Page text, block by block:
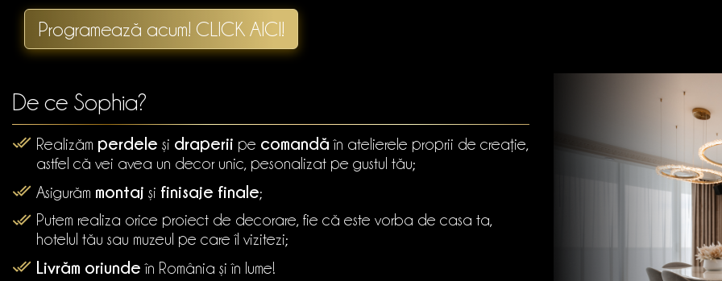
Programează acum! CLICK AICI!
De ce Sophia?
Realizăm perdele și draperii pe comandă în atelierele proprii de creație,
astfel că vei avea un decor unic, pesonalizat pe gustul tău;
Asigurăm montaj și finisaje finale;
Putem realiza orice proiect de decorare, fie că este vorba de casa ta,
hotelul tău sau muzeul pe care îl vizitezi;
Livrăm oriunde în România și în lume!